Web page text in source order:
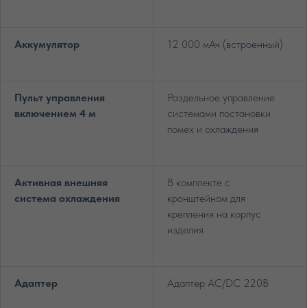
Аккумулятор 12 000 мАч (встроенный)
Пульт управления
включением 4 м
Раздельное управление
системами постановки
помех и охлаждения
Активная внешняя
система охлаждения
В комплекте с
кронштейном для
крепления на корпус
изделия
Адаптер Адаптер AC/DC 220В